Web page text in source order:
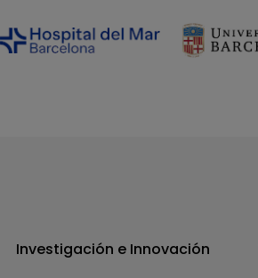
Investigación e Innovación